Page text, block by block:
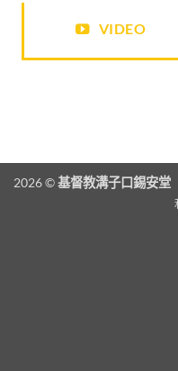
VIDEO
2026 ©基督教溝子口錫安堂